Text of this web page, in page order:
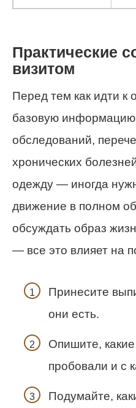
Практические
визитом
Перед тем как идти к
базовую
обследований,
хронических
одежду — иногда
движение в полном
обсуждать образ
— все это влияет на
Принесите
они есть.
Опишите,
пробовали и с
Подумайте,